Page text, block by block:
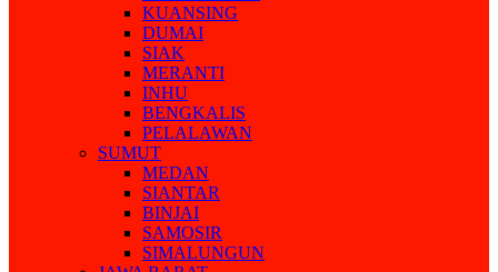
KUANSING
DUMAI
SIAK
MERANTI
INHU
BENGKALIS
PELALAWAN
SUMUT
MEDAN
SIANTAR
BINJAI
SAMOSIR
SIMALUNGUN